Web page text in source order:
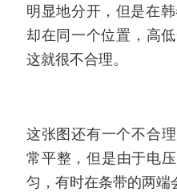
明显地分开，但是在
却在同一个位置，高
这就很不合理。
这张图还有一个不合
常平整，但是由于电
匀，有时在条带的两端